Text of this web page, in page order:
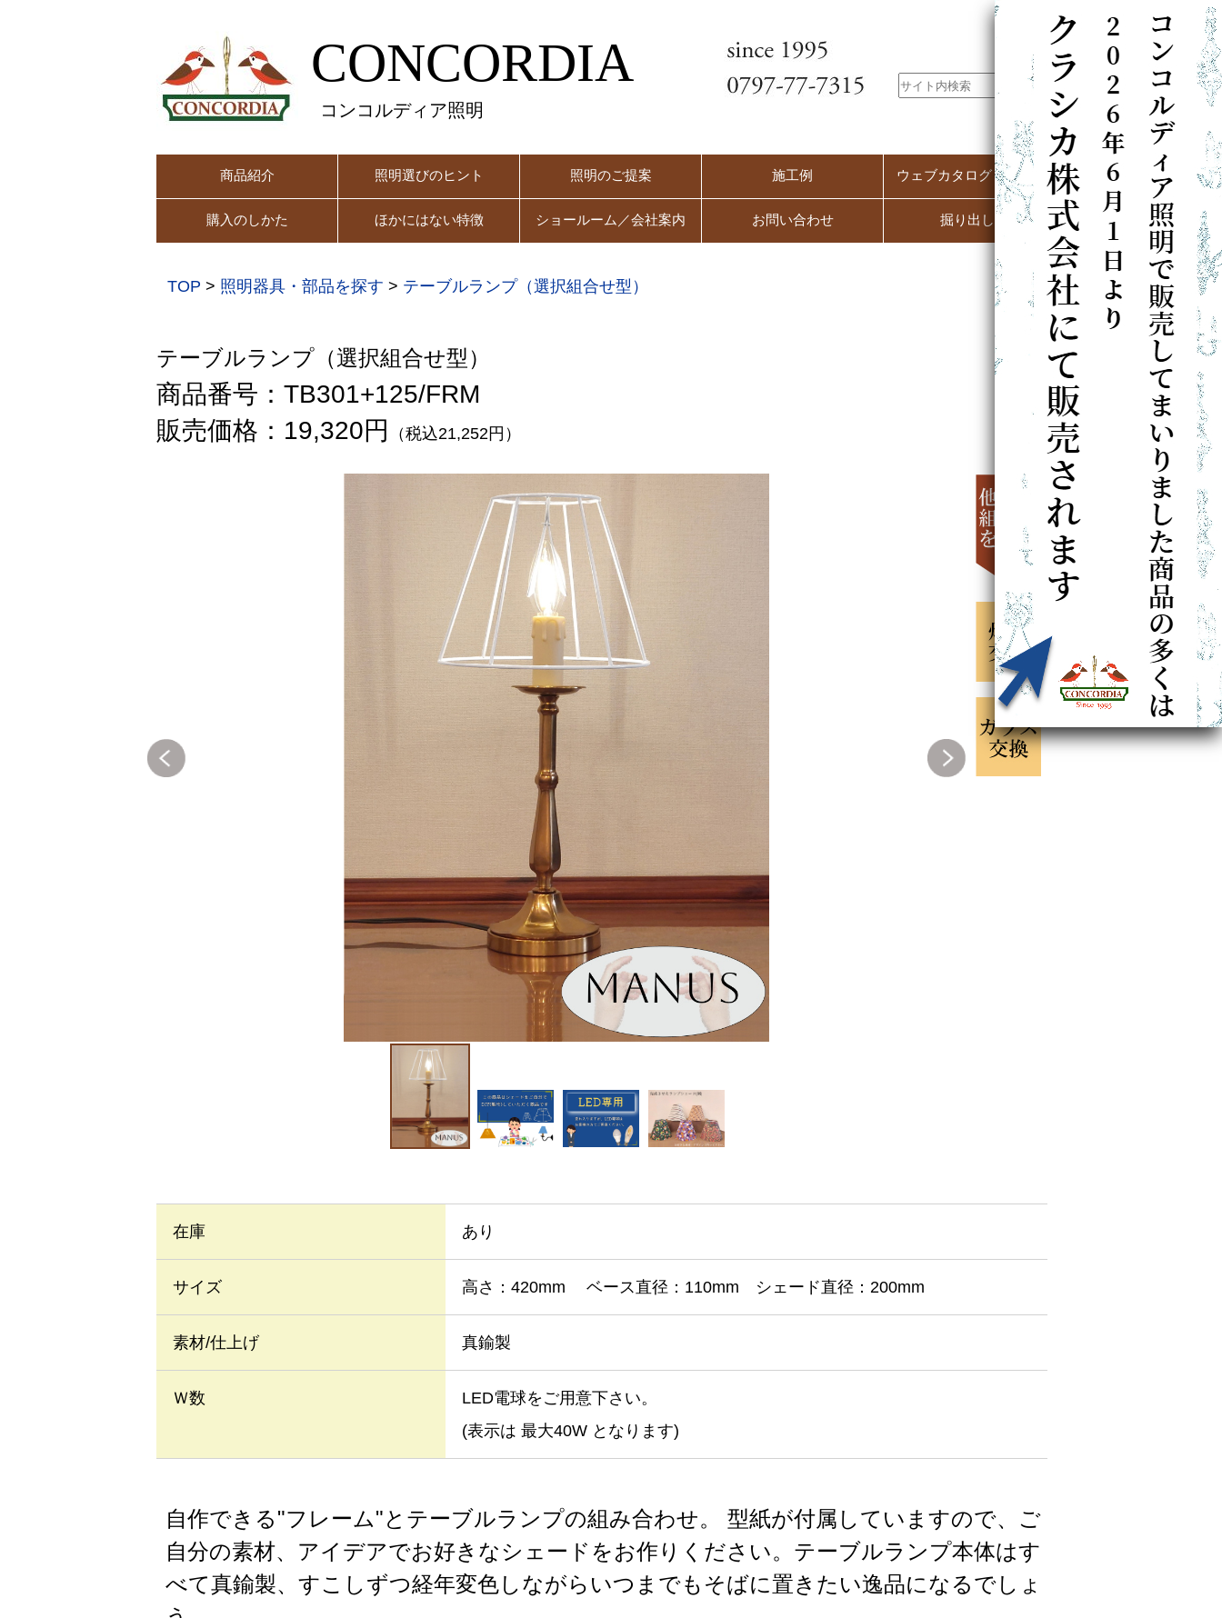
CONCORDIA
コンコルディア照明
商品紹介 照明選びのヒント 照明のご提案 施工例 ウェブカタログ（PC用）
購入のしかた ほかにはない特徴 ショールーム／会社案内 お問い合わせ 掘り出し市
TOP > 照明器具・部品を探す > テーブルランプ（選択組合せ型）
テーブルランプ（選択組合せ型）
商品番号：TB301+125/FRM
販売価格：19,320円
（税込21,252円）
在庫 あり
サイズ 高さ：420mm ベース直径：110mm シェード直径：200mm
素材/仕上げ 真鍮製
Ｗ数
LED電球をご用意下さい。
(表示は 最大40W となります)
自作できる"フレーム"とテーブルランプの組み合わせ。 型紙が付属していますので、ご
自分の素材、アイデアでお好きなシェードをお作りください。テーブルランプ本体はす
べて真鍮製、すこしずつ経年変色しながらいつまでもそばに置きたい逸品になるでしょ